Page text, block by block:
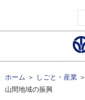
ホーム ＞ しごと・産業 ＞
山間地域の振興